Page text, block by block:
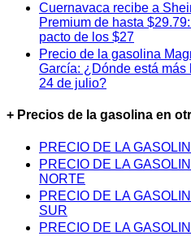
Cuernavaca recibe a
Premium de hasta
pacto de los $27
Precio de la gasolina
García: ¿Dónde está más
24 de julio?
+ Precios de la gasolina en
PRECIO DE LA
PRECIO DE LA
NORTE
PRECIO DE LA
SUR
PRECIO DE LA